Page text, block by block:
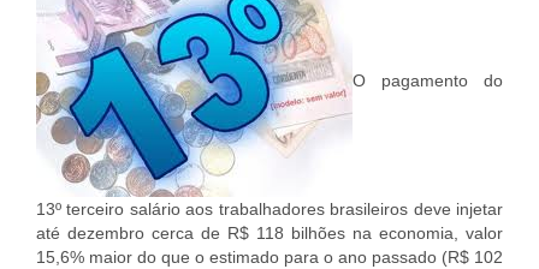
O pagamento do
13º terceiro salário aos trabalhadores brasileiros deve injetar
até dezembro cerca de R$ 118 bilhões na economia, valor
15,6% maior do que o estimado para o ano passado (R$ 102